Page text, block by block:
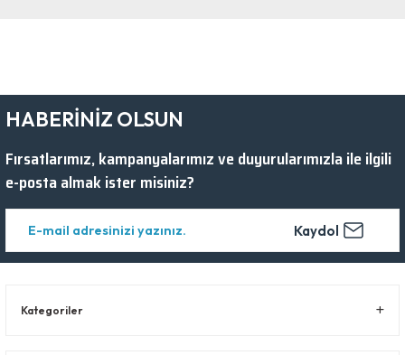
HABERİNİZ OLSUN
Fırsatlarımız, kampanyalarımız ve duyurularımızla ile ilgili
e-posta almak ister misiniz?
Kaydol
Kategoriler